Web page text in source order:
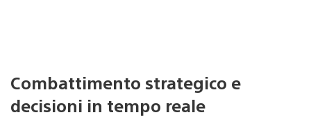
Combattimento strategico e
decisioni in tempo reale